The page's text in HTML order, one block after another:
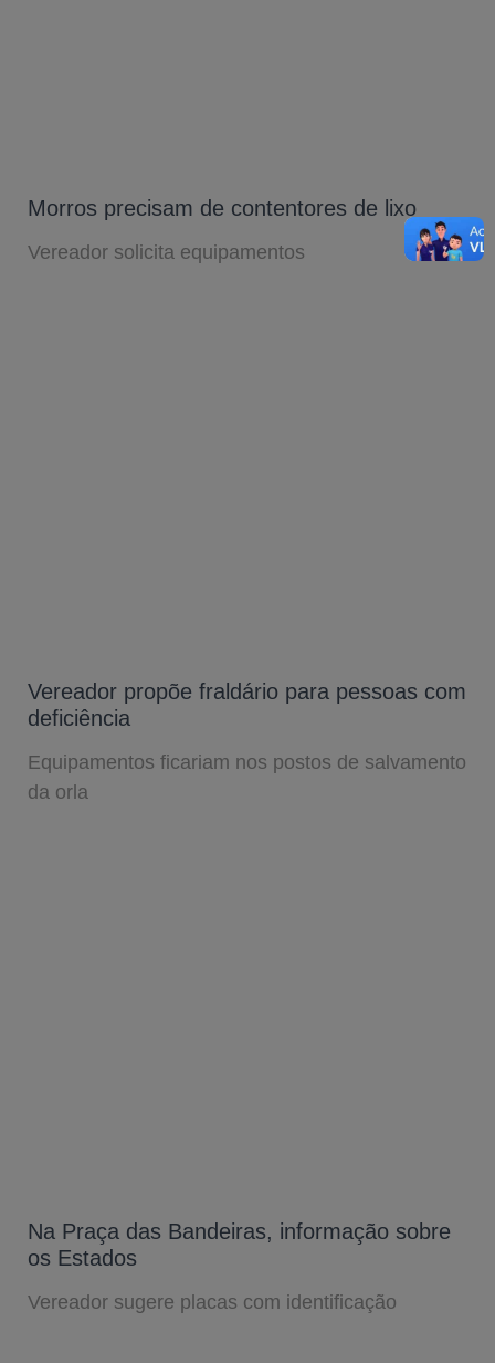
Morros precisam de contentores de lixo
Vereador solicita equipamentos
Vereador propõe fraldário para pessoas com
deficiência
Equipamentos ficariam nos postos de salvamento
da orla
Na Praça das Bandeiras, informação sobre
os Estados
Vereador sugere placas com identificação